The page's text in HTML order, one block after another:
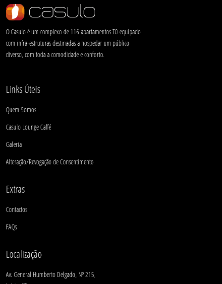
O Casulo é um complexo de 116 apartamentos T0 equipado
com infra-estruturas destinadas a hospedar um público
diverso, com toda a comodidade e conforto.
Links Úteis
Quem Somos
Casulo Lounge Caffé
Galeria
Alteração/Revogação de Consentimento
Extras
Contactos
FAQs
Localização
Av. General Humberto Delgado, Nº 215,